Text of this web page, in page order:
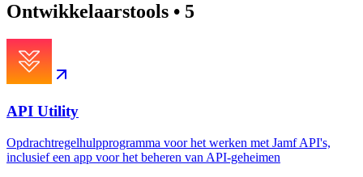
Ontwikkelaarstools • 5
API Utility
Opdrachtregelhulpprogramma voor het werken met Jamf API's,
inclusief een app voor het beheren van API-geheimen